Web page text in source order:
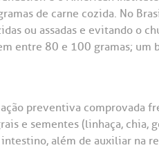
de carne cozida. No
ou assadas e evitando o
entre 80 e 100 gramas; um
preventiva comprovada
e sementes (linhaça, chia,
além de auxiliar na